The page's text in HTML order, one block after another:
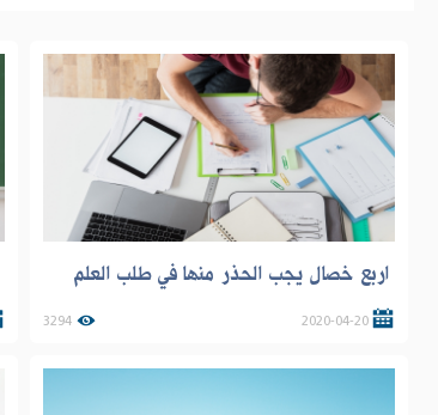
اربع خصال يجب الحذر منها في طلب العلم
2020-04-20
3294